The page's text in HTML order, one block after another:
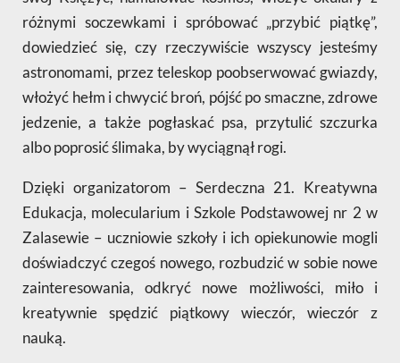
różnymi soczewkami i spróbować „przybić piątkę”,
dowiedzieć się, czy rzeczywiście wszyscy jesteśmy
astronomami, przez teleskop poobserwować gwiazdy,
włożyć hełm i chwycić broń, pójść po smaczne, zdrowe
jedzenie, a także pogłaskać psa, przytulić szczurka
albo poprosić ślimaka, by wyciągnął rogi.
Dzięki organizatorom – Serdeczna 21. Kreatywna
Edukacja, molecularium i Szkole Podstawowej nr 2 w
Zalasewie – uczniowie szkoły i ich opiekunowie mogli
doświadczyć czegoś nowego, rozbudzić w sobie nowe
zainteresowania, odkryć nowe możliwości, miło i
kreatywnie spędzić piątkowy wieczór, wieczór z
nauką.